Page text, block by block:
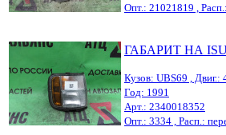
Опт.: 21021819 ,
ГАБАРИТ НА
Кузов: UBS69 , Двиг.:
Год: 1991
Арт.: 2340018352
Опт.: 3334 , Расп.: